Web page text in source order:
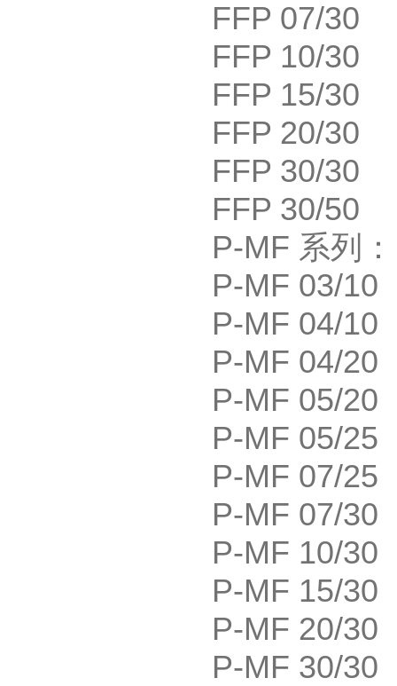
FFP 07/30
FFP 10/30
FFP 15/30
FFP 20/30
FFP 30/30
FFP 30/50
P-MF 系列：
P-MF 03/10
P-MF 04/10
P-MF 04/20
P-MF 05/20
P-MF 05/25
P-MF 07/25
P-MF 07/30
P-MF 10/30
P-MF 15/30
P-MF 20/30
P-MF 30/30